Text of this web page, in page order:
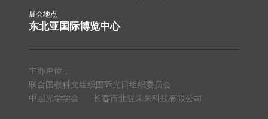
展会地点
东北亚国际博览中心
主办单位：
联合国教科文组织国际光日组织委员会
中国光学学会
长春市北亚未来科技有限公司